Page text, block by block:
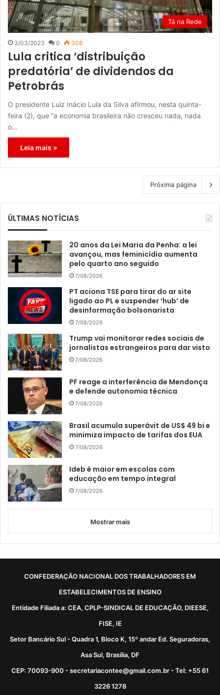
Tá na Rede
3/03/2023 0 308
Lula critica ‘distribuição
predatória’ de dividendos da
Petrobrás
O presidente Luiz Inácio Lula da Silva afirmou, nesta quinta-
feira (2), que “a economia brasileira não cresceu nada, nada
o…
Leia mais »
Próxima página
ÚLTIMAS NOTÍCIAS
20 anos da Lei Maria da Penha: a lei
avançou, mas feminicídio aumenta
pelo quarto ano seguido
7/08/2026
PT aciona TSE para tirar do ar site
ligado ao PL e suspender ‘hub’ de
desinformação bolsonarista
7/08/2026
Trump vai monitorar redes sociais de
jornalistas estrangeiros para dar visto
7/08/2026
PF reage a interferência de Mendonça
e defende autonomia técnica
7/08/2026
Brasil acumula superávit de US$ 49 bi e
minimiza impacto de tarifas dos EUA
7/08/2026
Ideb é maior em escolas com
educação em tempo integral
7/08/2026
Mostrar mais
CONFEDERAÇÃO NACIONAL DOS TRABALHADORES EM
ESTABELECIMENTOS DE ENSINO
Entidade Filiada a: CEA, CPLP-SINDICAL DE EDUCAÇÃO, DIEESE,
FISE, IE
Setor Bancário Sul - Quadra 1, Bloco K, 15º andar Ed. Seguradoras,
Asa Sul, Brasília, DF
CEP: 70093-900 - secretariacontee@gmail.com.br - Tel: +55 61
3226 1278